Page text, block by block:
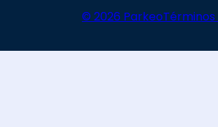
© 2026 Parkeo